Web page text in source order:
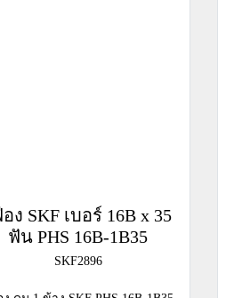
ง SKF เบอร์ 16B x 35
ฟัน PHS 16B-1B35
SKF2896